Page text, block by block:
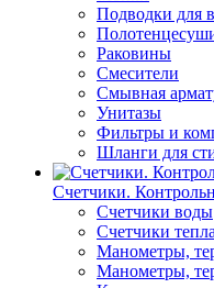
Подводки для
Раковины
Смесители
Смывная
Унитазы
Фильтры и
Шланги для
Счетчики.
Счетчики воды
Счетчики тепла
Манометры,
Манометры,